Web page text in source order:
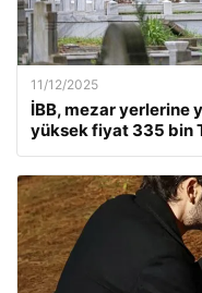
11/12/2025
İBB, mezar yerlerine
yüksek fiyat 335 bin